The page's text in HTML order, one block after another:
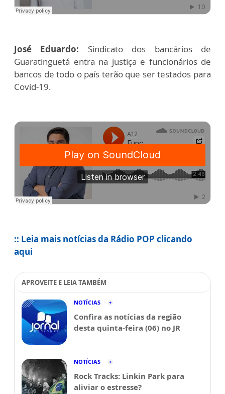
José Eduardo: Sindicato dos bancários de
Guaratinguetá entra na justiça e funcionários de
bancos de todo o país terão que ser testados para
Covid-19.
:: Leia mais notícias da Rádio POP clicando
aqui
APROVEITE E LEIA TAMBÉM
NOTÍCIAS
Confira as notícias da região
desta quinta-feira (06) no JR
NOTÍCIAS
Rock Tracks: Linkin Park para
aliviar o estresse?